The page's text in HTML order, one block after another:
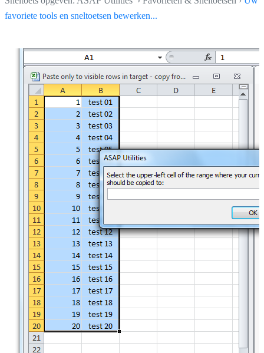
favoriete tools en sneltoetsen bewerken...